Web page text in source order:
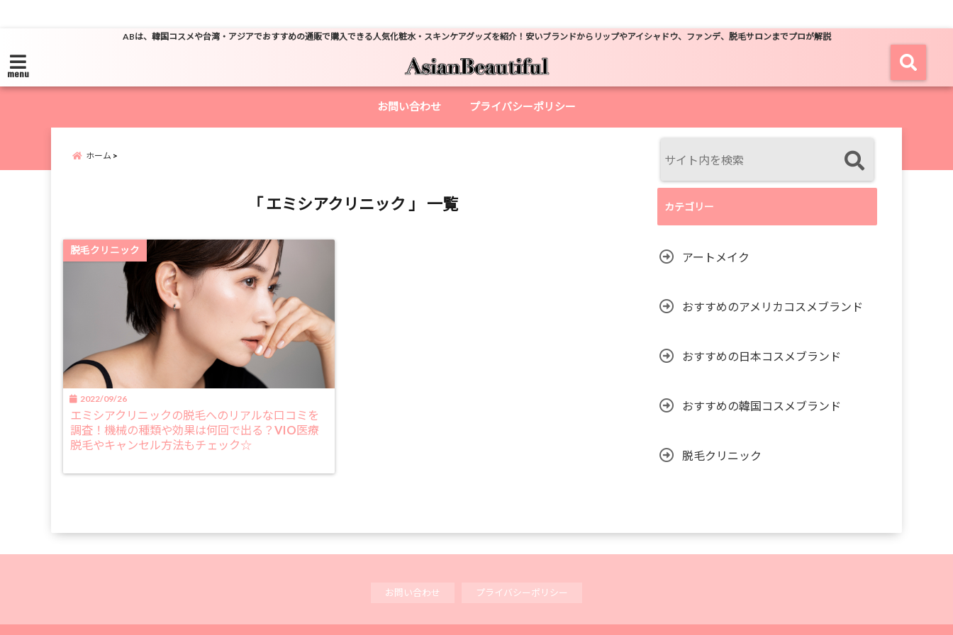
ABは、韓国コスメや台湾・アジアでおすすめの通販で購入できる人気化粧水・スキンケアグッズを紹介！安いブランドからリップやアイシャドウ、ファンデ、脱毛サロンまでプロが解説
menu
お問い合わせ プライバシーポリシー
ホーム
「 エミシアクリニック 」 一覧
脱毛クリニック
2022/09/26
エミシアクリニックの脱毛へのリアルな口コミを
調査！機械の種類や効果は何回で出る？VIO医療
脱毛やキャンセル方法もチェック☆
カテゴリー
アートメイク
おすすめのアメリカコスメブランド
おすすめの日本コスメブランド
おすすめの韓国コスメブランド
脱毛クリニック
お問い合わせ プライバシーポリシー